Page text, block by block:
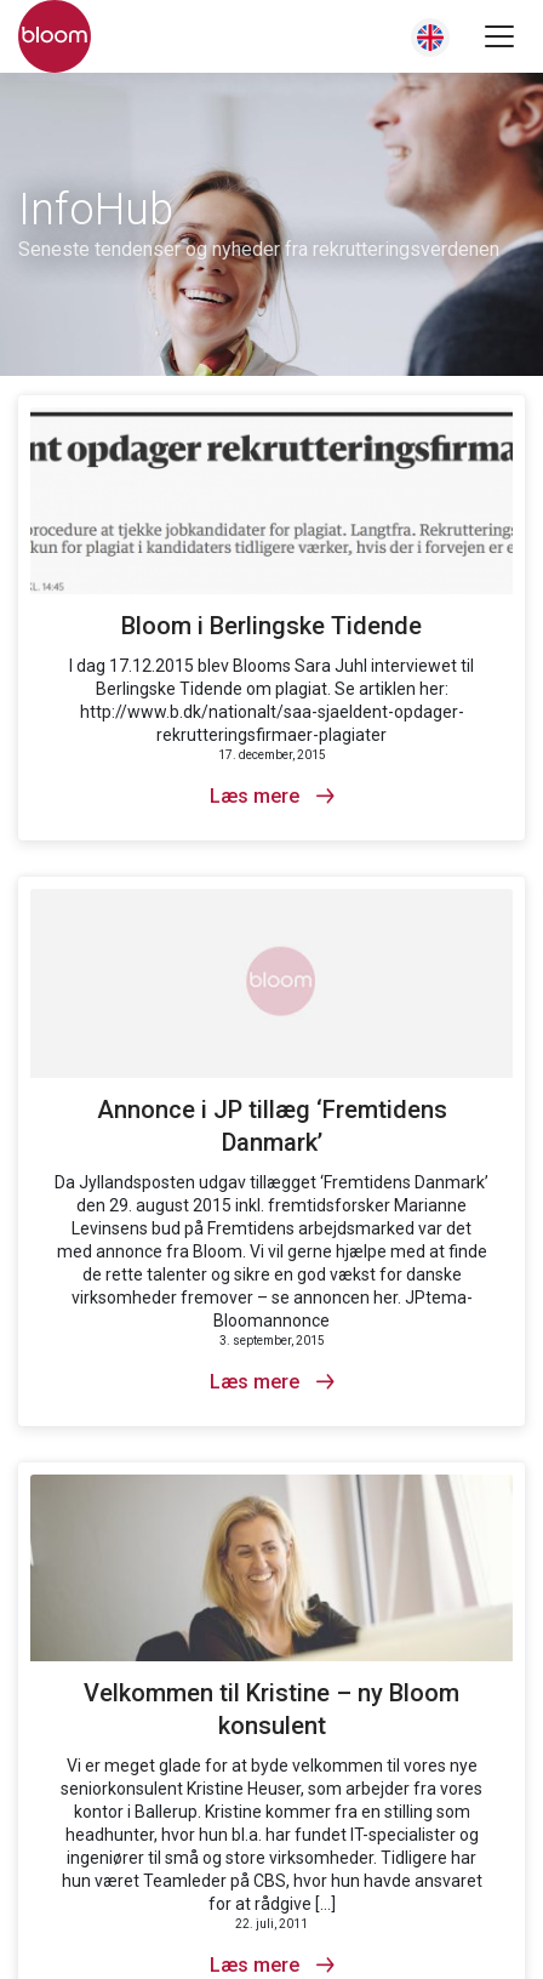
InfoHub
Seneste tendenser og nyheder fra rekrutteringsverdenen
Bloom i Berlingske Tidende
I dag 17.12.2015 blev Blooms Sara Juhl interviewet til
Berlingske Tidende om plagiat. Se artiklen her:
http://www.b.dk/nationalt/saa-sjaeldent-opdager-
rekrutteringsfirmaer-plagiater
17. december, 2015
Læs mere
Annonce i JP tillæg ‘Fremtidens
Danmark’
Da Jyllandsposten udgav tillægget ‘Fremtidens Danmark’
den 29. august 2015 inkl. fremtidsforsker Marianne
Levinsens bud på Fremtidens arbejdsmarked var det
med annonce fra Bloom. Vi vil gerne hjælpe med at finde
de rette talenter og sikre en god vækst for danske
virksomheder fremover – se annoncen her. JPtema-
Bloomannonce
3. september, 2015
Læs mere
Velkommen til Kristine – ny Bloom
konsulent
Vi er meget glade for at byde velkommen til vores nye
seniorkonsulent Kristine Heuser, som arbejder fra vores
kontor i Ballerup. Kristine kommer fra en stilling som
headhunter, hvor hun bl.a. har fundet IT-specialister og
ingeniører til små og store virksomheder. Tidligere har
hun været Teamleder på CBS, hvor hun havde ansvaret
for at rådgive […]
22. juli, 2011
Læs mere